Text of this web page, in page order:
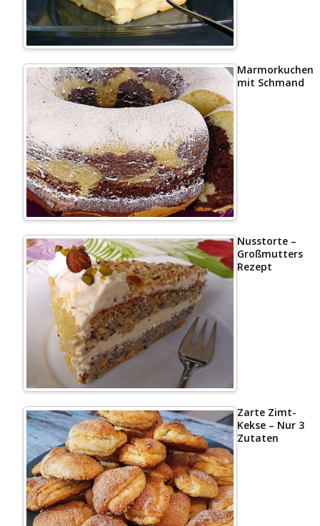
Marmorkuchen
mit Schmand
Nusstorte –
Großmutters
Rezept
Zarte Zimt-
Kekse – Nur 3
Zutaten